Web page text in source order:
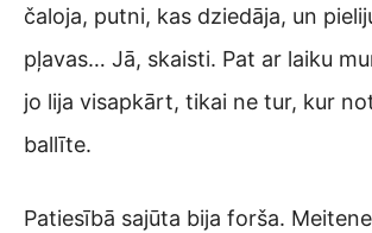
čaloja, putni, kas dziedāja, un
pļavas… Jā, skaisti. Pat ar laiku
jo lija visapkārt, tikai ne tur, kur
ballīte.
Patiesībā sajūta bija forša.